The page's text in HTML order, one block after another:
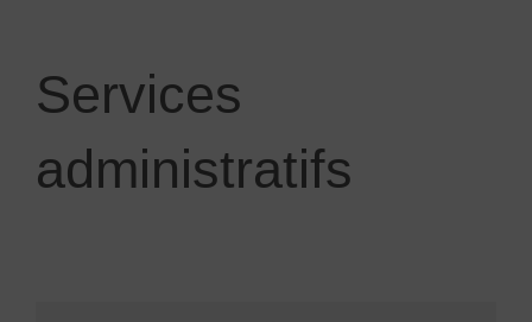
Services
administratifs